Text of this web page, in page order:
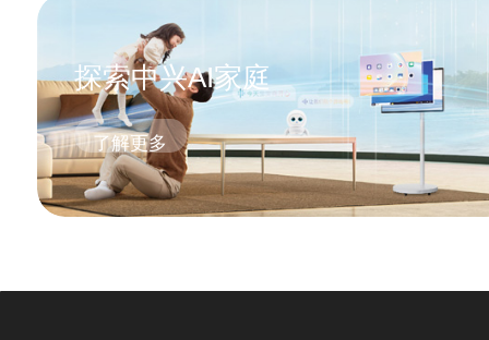
探索中兴AI家庭
了解更多